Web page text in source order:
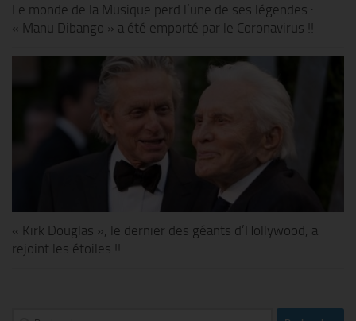
Le monde de la Musique perd l’une de ses légendes :
« Manu Dibango » a été emporté par le Coronavirus !!
« Kirk Douglas », le dernier des géants d’Hollywood, a
rejoint les étoiles !!
Rechercher :